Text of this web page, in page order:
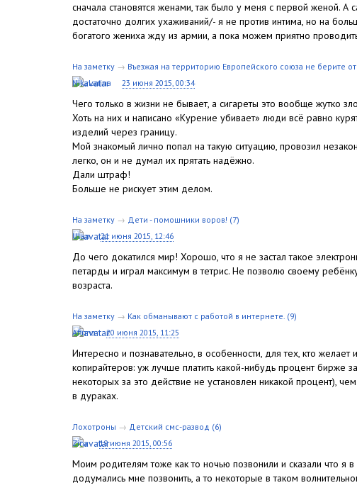
сначала становятся женами, так было у меня с первой женой.
достаточно долгих ухаживаний/- я не против интима, но на
богатого жениха жду из армии, а пока можем приятно
На заметку → Въезжая на территорию Европейского союза не берите
NikaLarina
23 июня 2015, 00:34
Чего только в жизни не бывает, а сигареты это вообще жутко
Хоть на них и написано «Курение убивает» люди всё равно
изделий через границу.
Мой знакомый лично попал на такую ситуацию, провозил
легко, он и не думал их прятать надёжно.
Дали штраф!
Больше не рискует этим делом.
На заметку → Дети - помошники воров! (7)
Ulan
21 июня 2015, 12:46
До чего докатился мир! Хорошо, что я не застал такое
петарды и играл максимум в тетрис. Не позволю своему
возраста.
На заметку → Как обманывают с работой в интернете. (9)
Afinna
20 июня 2015, 11:25
Интересно и познавательно, в особенности, для тех, кто
копирайтеров: уж лучше платить какой-нибудь процент бирже
некоторых за это действие не установлен никакой процент),
в дураках.
Лохотроны → Детский смс-развод (6)
Zina
19 июня 2015, 00:56
Моим родителям тоже как то ночью позвонили и сказали что я
додумались мне позвонить, а то некоторые в таком